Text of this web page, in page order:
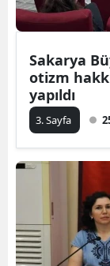
Sakarya
otizm
yapıldı
3. Sayfa